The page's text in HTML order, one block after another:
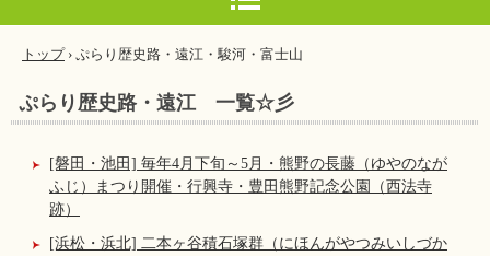
トップ › ぷらり歴史路・遠江・駿河・富士山
ぷらり歴史路・遠江 一覧☆彡
[磐田・池田] 毎年4月下旬～5月・熊野の長藤（ゆやのなが
ふじ）まつり開催・行興寺・豊田熊野記念公園（西法寺
跡）
[浜松・浜北] 二本ヶ谷積石塚群（にほんがやつみいしづか